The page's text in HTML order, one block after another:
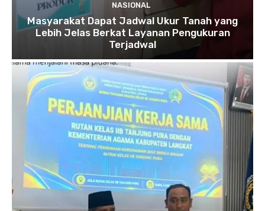
NASIONAL
Masyarakat Dapat Jadwal Ukur Tanah yang
Lebih Jelas Berkat Layanan Pengukuran
Terjadwal